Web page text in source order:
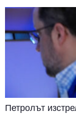
Петролът